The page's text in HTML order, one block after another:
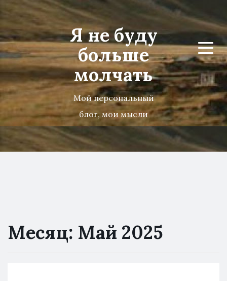
Я не буду
больше
молчать
Мой персональный
блог, мои мысли
Menu
Месяц: Май 2025